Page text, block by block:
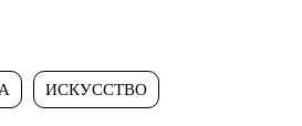
ИСКУССТВО